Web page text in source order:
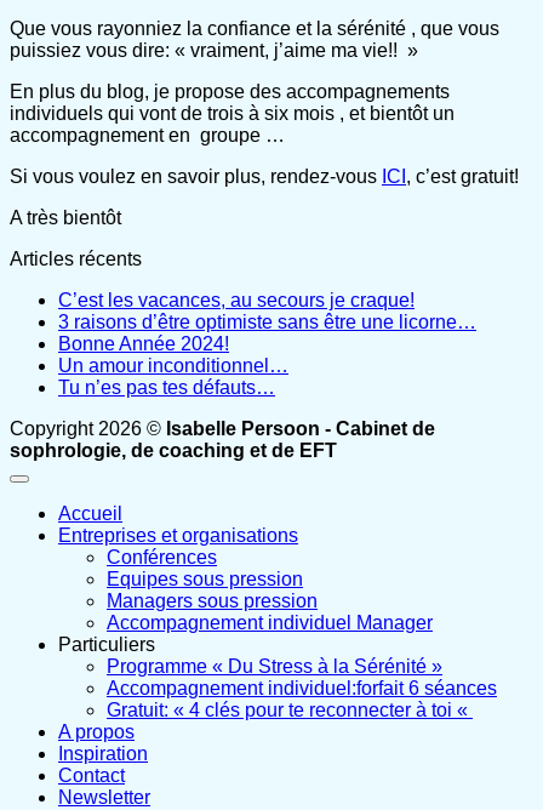
Que vous rayonniez la confiance et la sérénité , que vous
puissiez vous dire: « vraiment, j’aime ma vie!! »
En plus du blog, je propose des accompagnements
individuels qui vont de trois à six mois , et bientôt un
accompagnement en groupe …
Si vous voulez en savoir plus, rendez-vous ICI , c’est gratuit!
A très bientôt
Articles récents
C’est les vacances, au secours je craque!
3 raisons d’être optimiste sans être une licorne…
Bonne Année 2024!
Un amour inconditionnel…
Tu n’es pas tes défauts…
Copyright 2026 © Isabelle Persoon - Cabinet de
sophrologie, de coaching et de EFT
Accueil
Entreprises et organisations
Conférences
Equipes sous pression
Managers sous pression
Accompagnement individuel Manager
Particuliers
Programme « Du Stress à la Sérénité »
Accompagnement individuel:forfait 6 séances
Gratuit: « 4 clés pour te reconnecter à toi «
A propos
Inspiration
Contact
Newsletter